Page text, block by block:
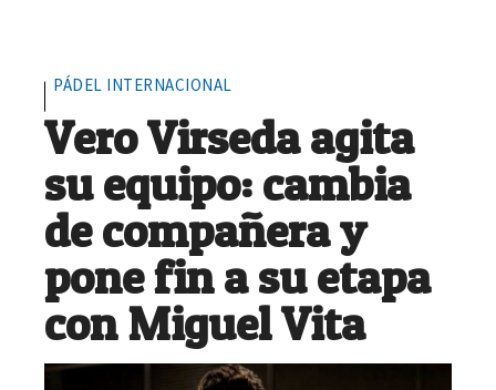
PÁDEL INTERNACIONAL
Vero Virseda agita
su equipo: cambia
de compañera y
pone fin a su etapa
con Miguel Vita